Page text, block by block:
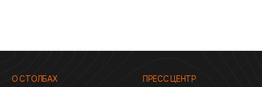
О СТОЛБАХ
ПРЕСС ЦЕНТР